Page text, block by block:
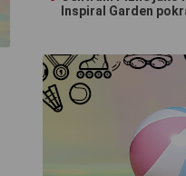
Inspiral Garden